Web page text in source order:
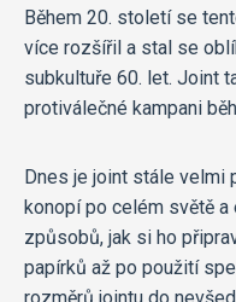
Během 20. století se
více rozšířil a stal se
subkultuře 60. let. Joint
protiválečné kampani
Dnes je joint stále velmi
konopí po celém světě
způsobů, jak si ho
papírků až po použití
rozměrů jointu do